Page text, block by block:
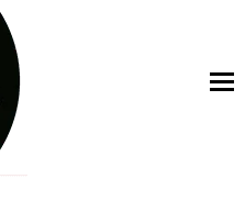
LA KATARSIS DEL TOMATAZO
EN #EXVITA
[BITÁCORA 3.0] EN EXVITA
EN EXVITA [RELATIVA
INTERPRETANDO A SERRAT